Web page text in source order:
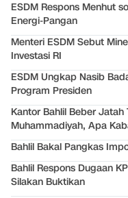
ESDM Respons Menhut
Energi-Pangan
Menteri ESDM Sebut
Investasi RI
ESDM Ungkap Nasib
Program Presiden
Kantor Bahlil Beber
Muhammadiyah, Apa
Bahlil Bakal Pangkas
Bahlil Respons Dugaan
Silakan Buktikan